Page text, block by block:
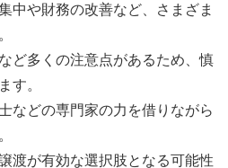
中や財務の改善など、さまざま
ど多くの注意点があるため、慎
す。
などの専門家の力を借りながら
渡が有効な選択肢となる可能性